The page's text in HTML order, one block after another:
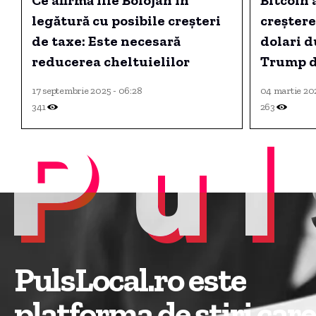
legătură cu posibile creșteri
de taxe: Este necesară
reducerea cheltuielilor
17 septembrie 2025 - 06:28
341
dolari
Trump
04 martie
263
PulsLocal.ro este